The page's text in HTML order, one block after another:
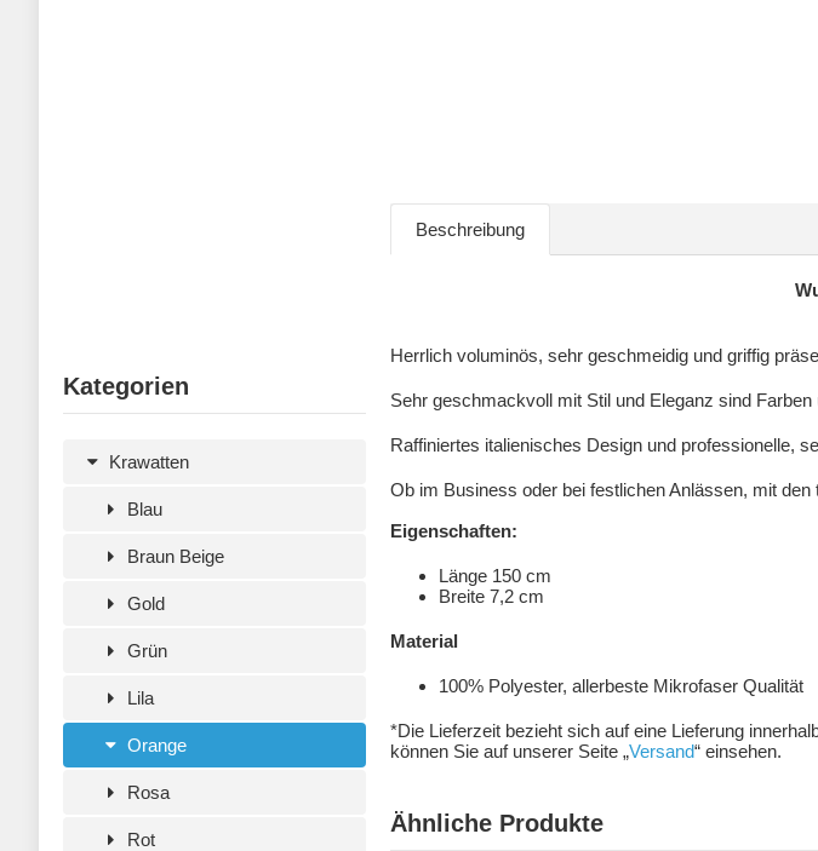
Kategorien
Krawatten
Blau
Braun Beige
Gold
Grün
Lila
Orange
Rosa
Rot
Beschreibung
Herrlich voluminös, sehr geschmeidig und griffig
Sehr geschmackvoll mit Stil und Eleganz sind
Raffiniertes italienisches Design und professionelle,
Ob im Business oder bei festlichen Anlässen, mit
Eigenschaften:
Länge 150 cm
Breite 7,2 cm
Material
100% Polyester, allerbeste Mikrofaser Qualität
*Die Lieferzeit bezieht sich auf eine Lieferung
können Sie auf unserer Seite „Versand“ einsehen.
Ähnliche Produkte